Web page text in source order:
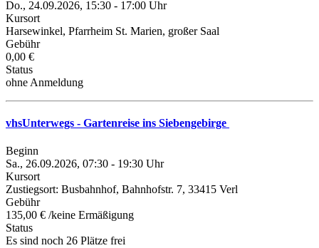
Do., 24.09.2026, 15:30 - 17:00 Uhr
Kursort
Harsewinkel, Pfarrheim St. Marien, großer Saal
Gebühr
0,00 €
Status
ohne Anmeldung
vhsUnterwegs - Gartenreise ins Siebengebirge
Beginn
Sa., 26.09.2026, 07:30 - 19:30 Uhr
Kursort
Zustiegsort: Busbahnhof, Bahnhofstr. 7, 33415 Verl
Gebühr
135,00 € /keine Ermäßigung
Status
Es sind noch 26 Plätze frei